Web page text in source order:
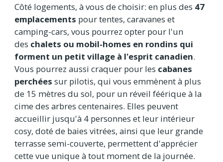
Côté logements, à vous de choisir: en plus des 47
emplacements pour tentes, caravanes et
camping-cars, vous pourrez opter pour l'un
des chalets ou mobil-homes en rondins qui
forment un petit village à l'esprit canadien.
Vous pourrez aussi craquer pour les cabanes
perchées sur pilotis, qui vous emmènent à plus
de 15 mètres du sol, pour un réveil féérique à la
cime des arbres centenaires. Elles peuvent
accueillir jusqu'à 4 personnes et leur intérieur
cosy, doté de baies vitrées, ainsi que leur grande
terrasse semi-couverte, permettent d'apprécier
cette vue unique à tout moment de la journée.